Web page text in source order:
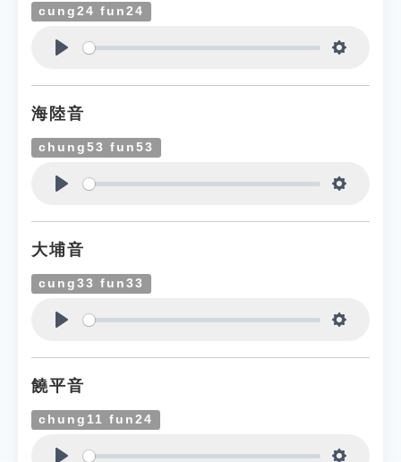
cung24 fun24
海陸音
chung53 fun53
大埔音
cung33 fun33
饒平音
chung11 fun24